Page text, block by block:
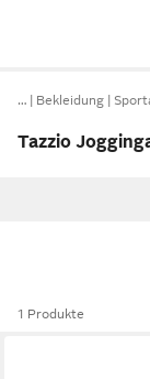
… Bekleidung
Tazzio
1 Produkte